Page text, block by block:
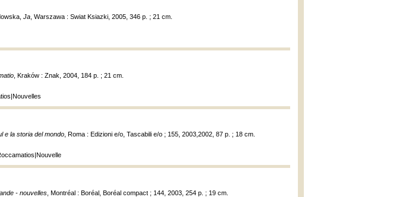
Ja , Warszawa : Swiat Ksiazki, 2005, 346 p. ; 21 cm.
, Kraków : Znak, 2004, 184 p. ; 21 cm.
e la storia del mondo , Roma : Edizioni e/o, Tascabili e/o ; 155, 2003,2002, 87 p. ; 18 cm.
- nouvelles , Montréal : Boréal, Boréal compact ; 144, 2003, 254 p. ; 19 cm.